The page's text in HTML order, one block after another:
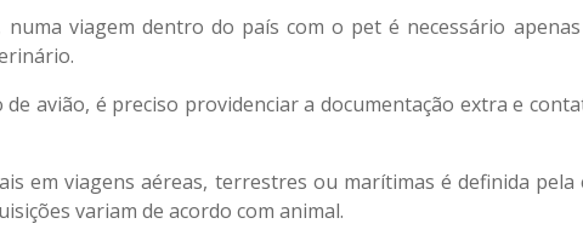
numa viagem dentro do país com o pet é necessário
avião, é preciso providenciar a documentação extra e
em viagens aéreas, terrestres ou marítimas é definida
variam de acordo com animal.